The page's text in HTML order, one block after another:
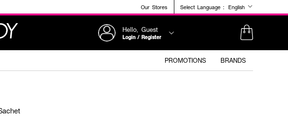
Our Stores Select Language : English
Hello, Guest
Login / Register
PROMOTIONS BRANDS